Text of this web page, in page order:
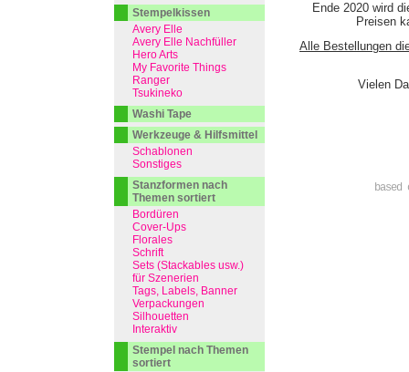
Ende 2020 wird
Preisen
Alle Bestellungen
Vielen
Stempelkissen
Avery Elle
Avery Elle Nachfüller
Hero Arts
My Favorite Things
Ranger
Tsukineko
Washi Tape
Werkzeuge & Hilfsmittel
Schablonen
Sonstiges
Stanzformen nach
Themen sortiert
Bordüren
Cover-Ups
Florales
Schrift
Sets (Stackables usw.)
für Szenerien
Tags, Labels, Banner
Verpackungen
Silhouetten
Interaktiv
Stempel nach Themen
sortiert